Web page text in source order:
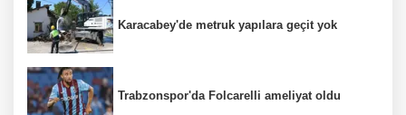
Karacabey'de metruk yapılara geçit yok
Trabzonspor'da Folcarelli ameliyat oldu